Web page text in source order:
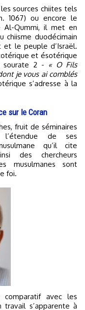
sources chiites tels
1067) ou encore le
Al-Qummi, il met en
duodécimain
et le peuple d’Israël.
et ésotérique
2 - « O Fils
je vous ai comblés
s’adresse à la
sur le Coran
l’étendue de ses
qu’il cite
des chercheurs
musulmanes sont
foi.
s’apparente à